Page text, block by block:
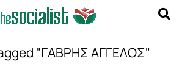
"ΓΑΒΡΗΣ ΑΓΓΕΛΟΣ"